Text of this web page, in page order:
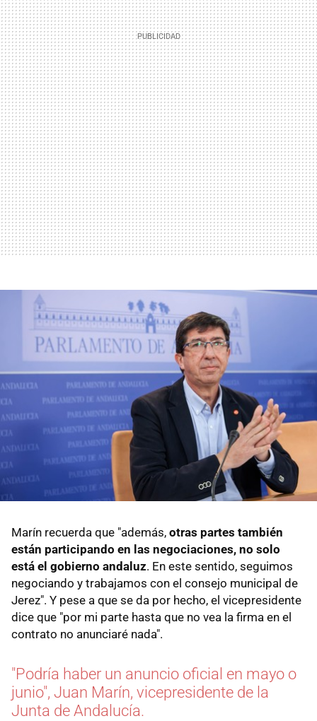
Marín recuerda que "además, otras partes también
están participando en las negociaciones, no solo
está el gobierno andaluz. En este sentido, seguimos
negociando y trabajamos con el consejo municipal de
Jerez". Y pese a que se da por hecho, el vicepresidente
dice que "por mi parte hasta que no vea la firma en el
contrato no anunciaré nada".
"Podría haber un anuncio oficial en mayo o
junio", Juan Marín, vicepresidente de la
Junta de Andalucía.